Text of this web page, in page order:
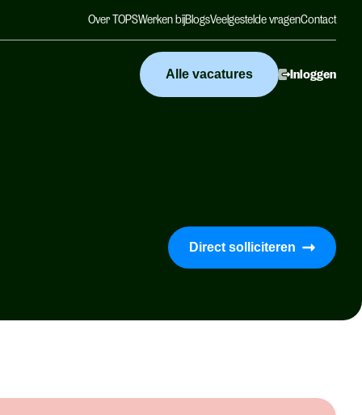
Over TOPSWerken bijBlogsVeelgestelde vragenContact
Alle vacatures Inloggen
Direct solliciteren